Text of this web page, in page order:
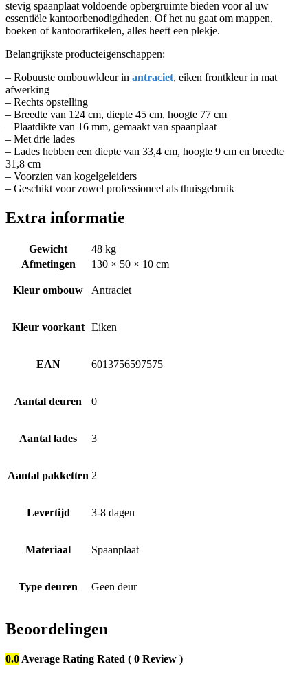
stevig spaanplaat voldoende opbergruimte bieden voor al uw
essentiële kantoorbenodigdheden. Of het nu gaat om mappen,
boeken of kantoorartikelen, alles heeft een plekje.
Belangrijkste producteigenschappen:
– Robuuste ombouwkleur in antraciet, eiken frontkleur in mat
afwerking
– Rechts opstelling
– Breedte van 124 cm, diepte 45 cm, hoogte 77 cm
– Plaatdikte van 16 mm, gemaakt van spaanplaat
– Met drie lades
– Lades hebben een diepte van 33,4 cm, hoogte 9 cm en breedte
31,8 cm
– Voorzien van kogelgeleiders
– Geschikt voor zowel professioneel als thuisgebruik
Extra informatie
Gewicht
48 kg
Afmetingen
130 × 50 × 10 cm
Kleur ombouw Antraciet
Kleur voorkant Eiken
EAN 6013756597575
Aantal deuren 0
Aantal lades 3
Aantal pakketten 2
Levertijd 3-8 dagen
Materiaal Spaanplaat
Type deuren Geen deur
Beoordelingen
0.0 Average Rating Rated ( 0 Review )